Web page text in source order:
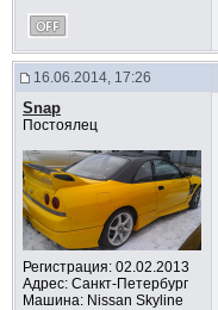
16.06.2014, 17:26
Snap
Постоялец
Регистрация: 02.02.2013
Адрес: Санкт-Петербург
Машина: Nissan Skyline